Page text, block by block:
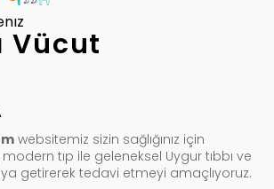
Vücut
websitemiz sizin sağlığınız için
modern tıp ile geleneksel Uygur tıbbı ve
getirerek tedavi etmeyi amaçlıyoruz.